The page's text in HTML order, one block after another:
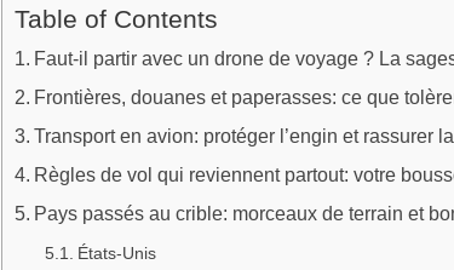
Table of Contents
Faut-il partir avec un drone de voyage ? La
Frontières, douanes et paperasses: ce que
Transport en avion: protéger l’engin et rassurer
Règles de vol qui reviennent partout: votre
Pays passés au crible: morceaux de terrain et
États-Unis